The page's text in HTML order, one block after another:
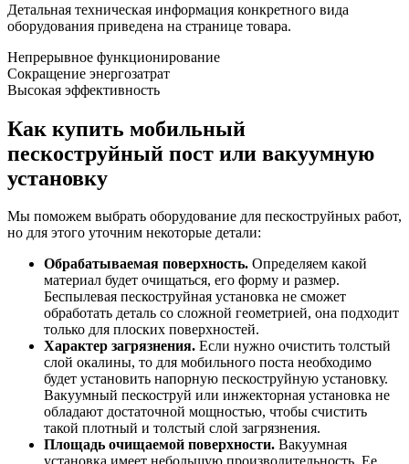
Детальная техническая информация конкретного вида
оборудования приведена на странице товара.
Непрерывное функционирование
Сокращение энергозатрат
Высокая эффективность
Как купить мобильный
пескоструйный пост или вакуумную
установку
Мы поможем выбрать оборудование для пескоструйных работ,
но для этого уточним некоторые детали:
Обрабатываемая поверхность. Определяем какой
материал будет очищаться, его форму и размер.
Беспылевая пескоструйная установка не сможет
обработать деталь со сложной геометрией, она подходит
только для плоских поверхностей.
Характер загрязнения. Если нужно очистить толстый
слой окалины, то для мобильного поста необходимо
будет установить напорную пескоструйную установку.
Вакуумный пескоструй или инжекторная установка не
обладают достаточной мощностью, чтобы счистить
такой плотный и толстый слой загрязнения.
Площадь очищаемой поверхности. Вакуумная